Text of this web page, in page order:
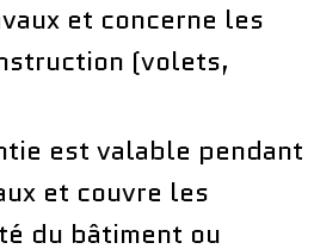
et concerne les
(volets,
est valable pendant
et couvre les
du bâtiment ou